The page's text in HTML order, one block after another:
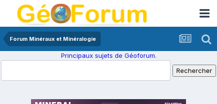
Forum Minéraux et Minéralogie
Principaux sujets de Géoforum.